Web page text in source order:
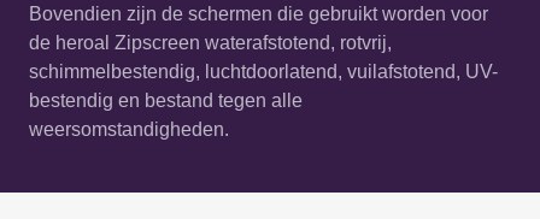
Bovendien zijn de schermen die gebruikt worden voor
de heroal Zipscreen waterafstotend, rotvrij,
schimmelbestendig, luchtdoorlatend, vuilafstotend, UV-
bestendig en bestand tegen alle
weersomstandigheden.